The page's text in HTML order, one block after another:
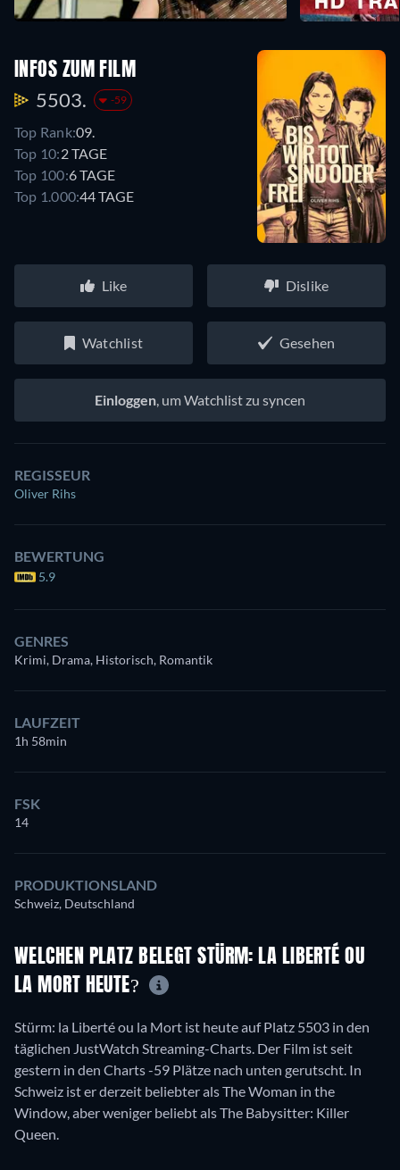
INFOS ZUM FILM
5503. -59
Top Rank:09.
Top 10:2 TAGE
Top 100:6 TAGE
Top 1.000:44 TAGE
Like Dislike
Watchlist Gesehen
Einloggen , um Watchlist zu syncen
REGISSEUR
Oliver Rihs
BEWERTUNG
5.9
GENRES
Krimi, Drama, Historisch, Romantik
LAUFZEIT
1h 58min
FSK
14
PRODUKTIONSLAND
Schweiz, Deutschland
WELCHEN PLATZ BELEGT STÜRM: LA LIBERTÉ OU
LA MORT HEUTE?
Stürm: la Liberté ou la Mort ist heute auf Platz 5503 in den
täglichen JustWatch Streaming-Charts. Der Film ist seit
gestern in den Charts -59 Plätze nach unten gerutscht. In
Schweiz ist er derzeit beliebter als The Woman in the
Window, aber weniger beliebt als The Babysitter: Killer
Queen.